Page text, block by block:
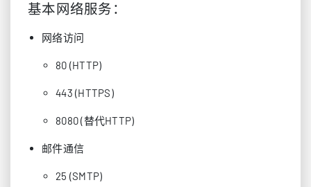
基本网络服务：
网络访问
80 (HTTP)
443 (HTTPS)
8080 (替代HTTP)
邮件通信
25 (SMTP)